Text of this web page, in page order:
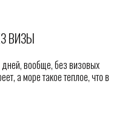
ВИЗЫ
дней, вообще, без визовых
а море такое теплое, что в